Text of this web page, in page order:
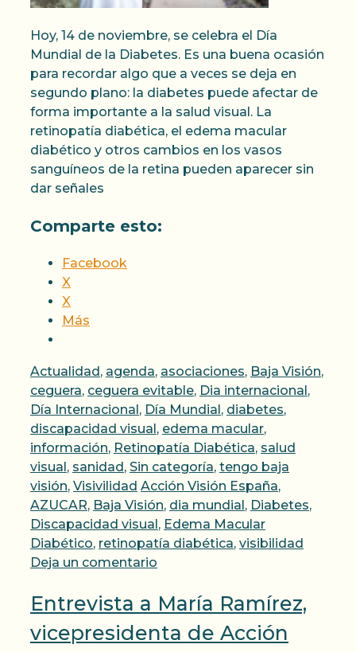
Hoy, 14 de noviembre, se celebra el Día
Mundial de la Diabetes. Es una buena ocasión
para recordar algo que a veces se deja en
segundo plano: la diabetes puede afectar de
forma importante a la salud visual. La
retinopatía diabética, el edema macular
diabético y otros cambios en los vasos
sanguíneos de la retina pueden aparecer sin
dar señales
Comparte esto:
Facebook
X
X
Más
Categorías
Actualidad , agenda, asociaciones, Baja Visión,
ceguera, ceguera evitable, Dia internacional ,
Día Internacional , Día Mundial , diabetes,
discapacidad visual , edema macular,
información, Retinopatía Diabética, salud
visual , sanidad , Sin categoría, tengo baja
visión, Visivilidad Etiquetas
Acción Visión España,
AZUCAR, Baja Visión, dia mundial , Diabetes,
Discapacidad visual , Edema Macular
Diabético, retinopatía diabética, visibilidad
Deja un comentario
Entrevista a María Ramírez,
vicepresidenta de Acción